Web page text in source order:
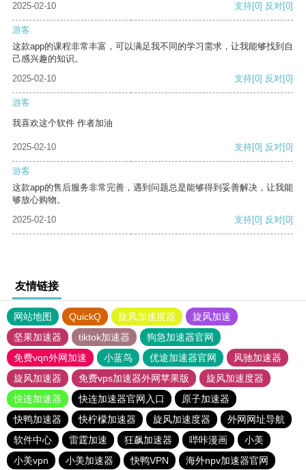
2025-02-10 支持[0] 反对[0]
游客
这款app的课程非常丰富，可以满足我不同的学习需求，让我能够找到自
己感兴趣的知识。
2025-02-10
支持[0] 反对[0]
游客
我喜欢这个软件 作者加油
2025-02-10 支持[0] 反对[0]
游客
这款app的售后服务非常完善，遇到问题总是能够得到妥善解决，让我能
够放心购物。
2025-02-10
支持[0] 反对[0]
友情链接
网站地图 QuickQ 旋风加速度器
旋风加速
坚果加速器
tiktok加速器
狗急加速器官网
免费vqn外网加速
小蓝鸟 优途加速器官网
风驰加速器
旋风加速器
免费vps加速器外网苹果版
旋风加速度器
快连加速器
快连加速器官网入口
原子加速器
快鸭加速器
快柠檬加速器 旋风加速度器
外网网址导航
软件中心
雷霆加速 狂飙加速器 哔咔漫画
小美
小美vpn
小美加速器 快鸭VPN 海外npv加速器官网